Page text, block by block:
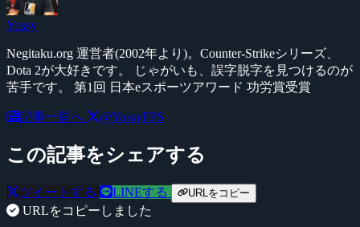
Yossy
Negitaku.org 運営者(2002年より)。Counter-Strikeシリーズ、
Dota 2が大好きです。 じゃがいも、誤字脱字を見つけるのが
苦手です。 第1回 日本eスポーツアワード 功労賞受賞
記事一覧へ @YossyFPS
この記事をシェアする
ツイートする LINEする URLをコピー
URLをコピーしました